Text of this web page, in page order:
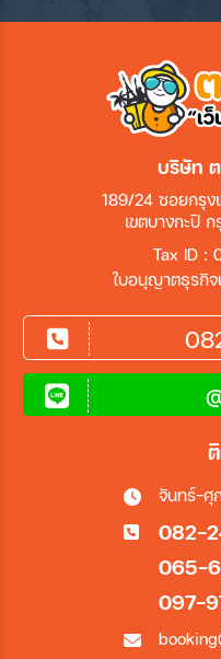
บริษัท
189/24 ซอยกรุง
เขตบางกะปิ
Tax ID :
ใบอนุญาตธุรกิจ
จันทร์-ศุ
082-
065-
097-